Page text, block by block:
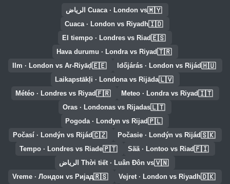
🇲🇾Cuaca · London vs الرياض
🇮🇩
Cuaca · London vs Riyadh
🇪🇸
El tiempo · Londres vs Riad
🇹🇷
Hava durumu · Londra vs Riyad
🇭🇺
Időjárás · London vs Rijád
🇪🇪
Ilm · London vs Ar-Riyāḑ
🇱🇻
Laikapstākļi · Londona vs Rijāda
🇮🇹
Meteo · Londra vs Riyad
🇫🇷
Météo · Londres vs Riyad
🇱🇹
Oras · Londonas vs Rijadas
🇵🇱
Pogoda · Londyn vs Rijad
🇸🇰
Počasie · Londýn vs Rijád
🇨🇿
Počasí · Londýn vs Rijád
🇫🇮
Sää · Lontoo vs Riad
🇵🇹
Tempo · Londres vs Riade
🇻🇳Thời tiết · Luân Đôn vs الرياض
🇩🇰
Vejret · London vs Riyadh
🇷🇸
Vreme · Лондон vs Ријад